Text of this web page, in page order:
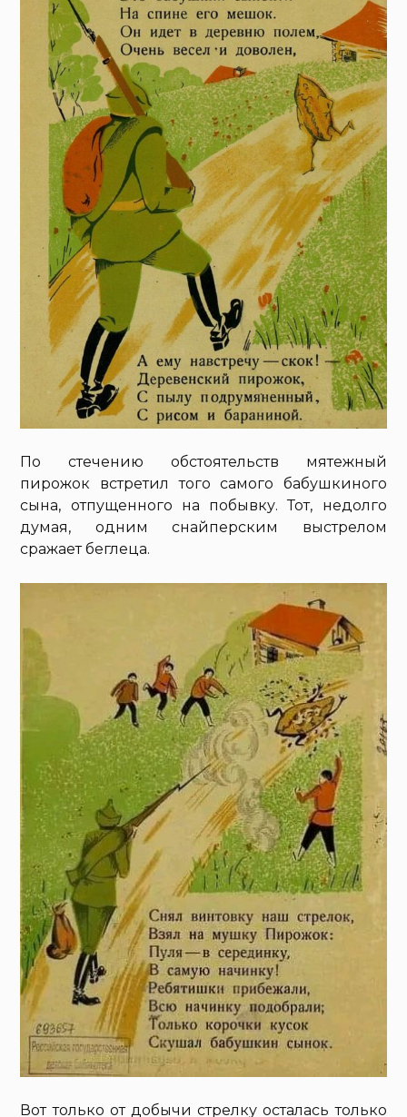
По стечению обстоятельств мятежный
пирожок встретил того самого бабушкиного
сына, отпущенного на побывку. Тот, недолго
думая, одним снайперским выстрелом
сражает беглеца.
Вот только от добычи стрелку осталась только